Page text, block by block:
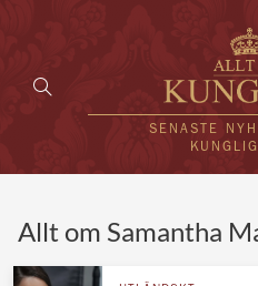
SENASTE
Allt om Samantha